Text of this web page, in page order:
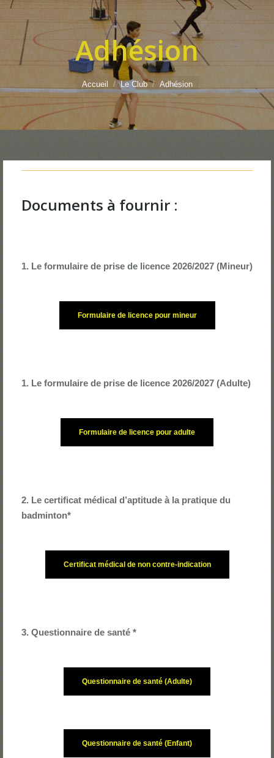
Adhésion
Accueil Le Club Adhésion
Documents à fournir :
1. Le formulaire de prise de licence 2026/2027 (Mineur)
Formulaire de licence pour mineur
1. Le formulaire de prise de licence 2026/2027 (Adulte)
Formulaire de licence pour adulte
2. Le certificat médical d’aptitude à la pratique du
badminton*
Certificat médical de non contre-indication
3. Questionnaire de santé *
Questionnaire de santé (Adulte)
Questionnaire de santé (Enfant)